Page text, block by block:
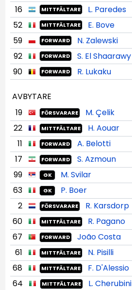
16 MITTFÄLTARE L. Paredes
52 MITTFÄLTARE E. Bove
59 FORWARD N. Zalewski
92 FORWARD S. El Shaarawy
90 FORWARD R. Lukaku
AVBYTARE
19
FÖRSVARARE M. Çelik
22 MITTFÄLTARE H. Aouar
11 FORWARD A. Belotti
17 FORWARD S. Azmoun
99 GK
M. Svilar
63
GK
P. Boer
2
FÖRSVARARE
R. Karsdorp
60
MITTFÄLTARE
R. Pagano
67
FORWARD
João Costa
61
MITTFÄLTARE
N. Pisilli
68
MITTFÄLTARE
F. D'Alessio
64
MITTFÄLTARE L. Cherubini